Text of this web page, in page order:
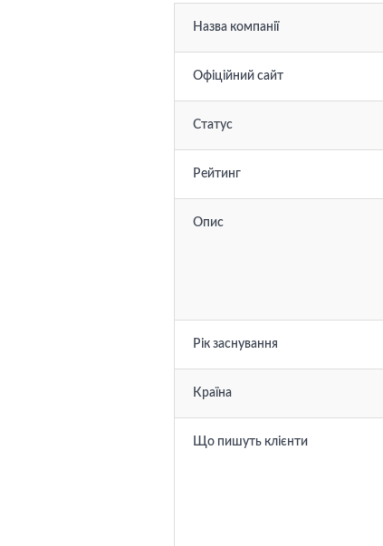
Назва компанії
Офіційний сайт
Статус
Рейтинг
Опис
Рік заснування
Країна
Що пишуть клієнти